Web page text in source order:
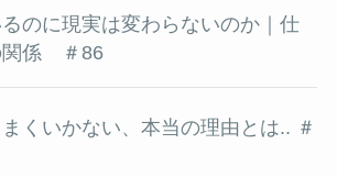
のに現実は変わらないのか｜仕
関係 ＃86
くいかない、本当の理由とは.. ＃